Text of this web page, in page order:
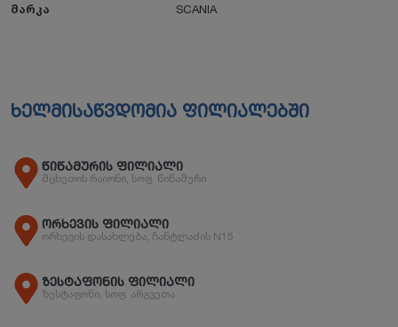
მარკა
SCANIA
ხელმისაწვდომია ფილიალებში
წიწამურის ფილიალი
მცხეთის რაიონი, სოფ. წიწამური
ორხევის ფილიალი
ორხევის დასახლება, ჩანტლაძის N15
ზესტაფონის ფილიალი
ზესტაფონი, სოფ. არგვეთა